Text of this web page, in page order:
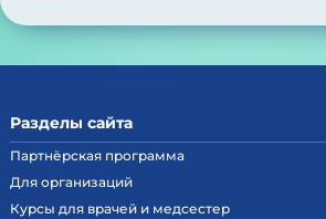
Разделы сайта
Партнёрская программа
Для организаций
Курсы для врачей и медсестер